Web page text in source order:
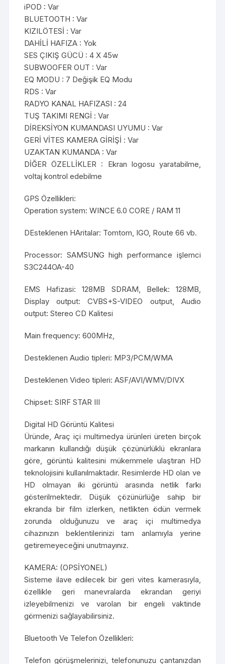
iPOD : Var
BLUETOOTH : Var
KIZILÖTESİ : Var
DAHİLİ HAFIZA : Yok
SES ÇIKIŞ GÜCÜ : 4 X 45w
SUBWOOFER OUT : Var
EQ MODU : 7 Değişik EQ Modu
RDS : Var
RADYO KANAL HAFIZASI : 24
TUŞ TAKIMI RENGİ : Var
DİREKSİYON KUMANDASI UYUMU : Var
GERİ VİTES KAMERA GİRİŞİ : Var
UZAKTAN KUMANDA : Var
DİĞER ÖZELLİKLER : Ekran logosu yaratabilme,
voltaj kontrol edebilme
GPS Özellikleri:
Operation system: WINCE 6.0 CORE / RAM 11
DEsteklenen HAritalar: Tomtom, IGO, Route 66 vb.
Processor: SAMSUNG high performance işlemci
S3C244OA-40
EMS Hafizasi: 128MB SDRAM, Bellek: 128MB,
Display output: CVBS+S-VIDEO output, Audio
output: Stereo CD Kalitesi
Main frequency: 600MHz,
Desteklenen Audio tipleri: MP3/PCM/WMA
Desteklenen Video tipleri: ASF/AVI/WMV/DIVX
Chipset: SIRF STAR III
Digital HD Görüntü Kalitesi
Üründe, Araç içi multimedya ürünleri üreten birçok
markanın kullandığı düşük çözünürlüklü ekranlara
göre, görüntü kalitesini mükemmele ulaştıran HD
teknolojisini kullanılmaktadır. Resimlerde HD olan ve
HD olmayan iki görüntü arasında netlik farkı
gösterilmektedir. Düşük çözünürlüğe sahip bir
ekranda bir film izlerken, netlikten ödün vermek
zorunda olduğunuzu ve araç içi multimedya
cihazınızın beklentilerinizi tam anlamıyla yerine
getiremeyeceğini unutmayınız.
KAMERA: (OPSİYONEL)
Sisteme ilave edilecek bir geri vites kamerasıyla,
özellikle geri manevralarda ekrandan geriyi
izleyebilmenizi ve varolan bir engeli vaktinde
görmenizi sağlayabilirsiniz.
Bluetooth Ve Telefon Özellikleri:
Telefon görüşmelerinizi, telefonunuzu çantanızdan